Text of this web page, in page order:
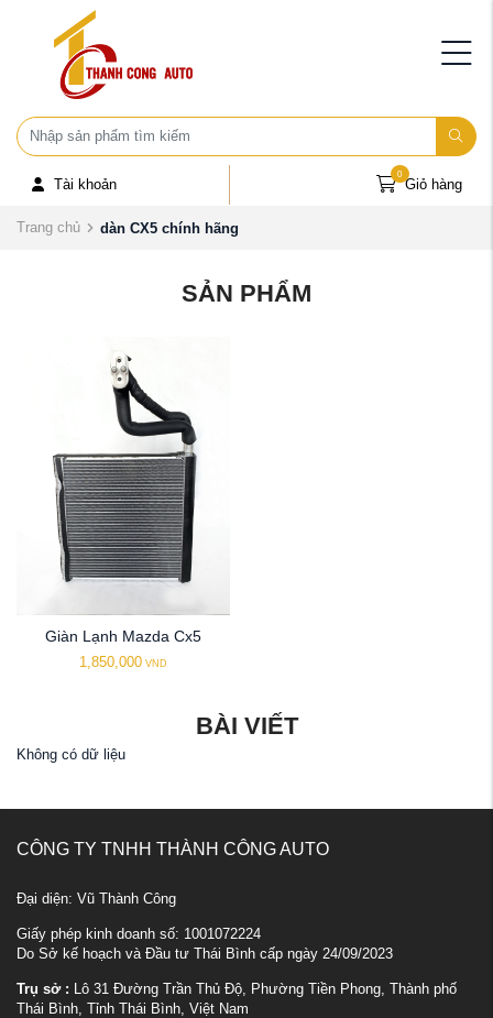
Tài khoản Giỏ hàng
0
Trang chủ dàn CX5 chính hãng
SẢN PHẨM
Giàn Lạnh Mazda Cx5
1,850,000 VND
BÀI VIẾT
Không có dữ liệu
CÔNG TY TNHH THÀNH CÔNG AUTO
Đại diện: Vũ Thành Công
Giấy phép kinh doanh số: 1001072224
Do Sở kế hoạch và Đầu tư Thái Bình cấp ngày 24/09/2023
Trụ sở : Lô 31 Đường Trần Thủ Độ, Phường Tiền Phong, Thành phố
Thái Bình, Tỉnh Thái Bình, Việt Nam